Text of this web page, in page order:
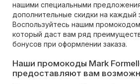
нашими специальными
дополнительные скидки на каждый
Воспользуйтесь нашим промокодом
который даст вам ряд
бонусов при оформлении заказа.
Наши промокоды Mark
предоставляют вам